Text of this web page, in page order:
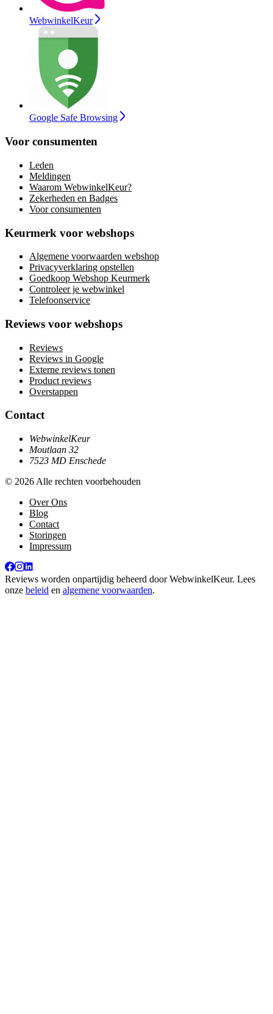
WebwinkelKeur
Google Safe Browsing
Voor consumenten
Leden
Meldingen
Waarom WebwinkelKeur?
Zekerheden en Badges
Voor consumenten
Keurmerk voor webshops
Algemene voorwaarden webshop
Privacyverklaring opstellen
Goedkoop Webshop Keurmerk
Controleer je webwinkel
Telefoonservice
Reviews voor webshops
Reviews
Reviews in Google
Externe reviews tonen
Product reviews
Overstappen
Contact
WebwinkelKeur
Moutlaan 32
7523 MD Enschede
© 2026 Alle rechten voorbehouden
Over Ons
Blog
Contact
Storingen
Impressum
Reviews worden onpartijdig beheerd doorWebwinkelKeur. Lees
onze beleid en algemene voorwaarden.